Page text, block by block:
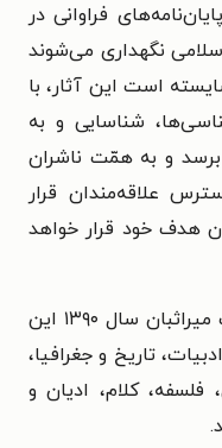
فراوانی در
نگهداری می‌شوند
است این آثار، با
شناسایی و به
و به همّت ناشران
علاقه‌مندان قرار
هدف خود قرار خواهد
اکبر ایرانی موسس و مدیر انتشارات میراثبان سال ۱۳۹۰ این
تاریخ و جغرافیا،
کلام، ادیان و